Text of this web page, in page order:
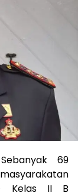
69
Kelas II B